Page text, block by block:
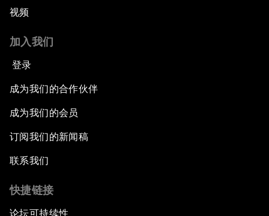
视频
加入我们
登录
成为我们的合作伙伴
成为我们的会员
订阅我们的新闻稿
联系我们
快捷链接
论坛可持续性